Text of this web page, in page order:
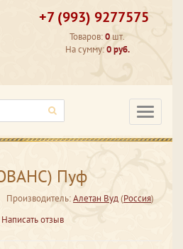
+7 (993) 9277575
Товаров:0 шт.
На сумму:0 руб.
Пуф
Производитель:Алетан Вуд(Россия)
Написать отзыв